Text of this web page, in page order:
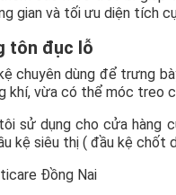
gian và tối ưu diện tích
tôn đục lỗ
chuyên dùng để trưng
khí, vừa có thể móc treo
sử dụng cho cửa hàng
kệ siêu thị ( đầu kệ chốt